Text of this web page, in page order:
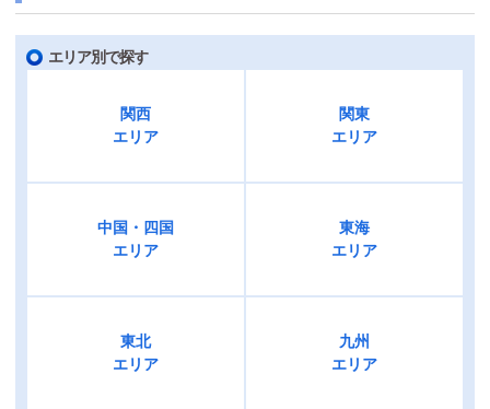
エリア別で探す
関西
エリア
関東
エリア
中国・四国
エリア
東海
エリア
東北
エリア
九州
エリア